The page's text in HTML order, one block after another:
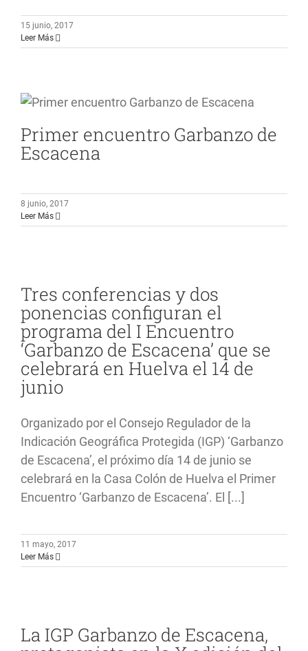
15 junio, 2017
Leer Más
Primer encuentro Garbanzo de
Escacena
8 junio, 2017
Leer Más
Tres conferencias y dos
ponencias configuran el
programa del I Encuentro
‘Garbanzo de Escacena’ que se
celebrará en Huelva el 14 de
junio
Organizado por el Consejo Regulador de la
Indicación Geográfica Protegida (IGP) ‘Garbanzo
de Escacena’, el próximo día 14 de junio se
celebrará en la Casa Colón de Huelva el Primer
Encuentro ‘Garbanzo de Escacena’. El [...]
11 mayo, 2017
Leer Más
La IGP Garbanzo de Escacena,